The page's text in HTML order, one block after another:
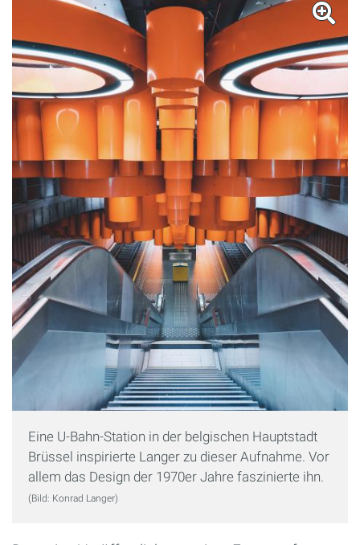
Eine U-Bahn-Station in der belgischen Hauptstadt
Brüssel inspirierte Langer zu dieser Aufnahme. Vor
allem das Design der 1970er Jahre faszinierte ihn.
(Bild: Konrad Langer)